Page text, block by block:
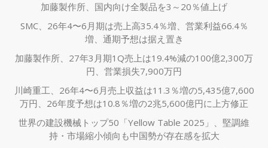
加藤製作所、国内向け全製品を3～20％値上げ
SMC、26年4〜6月期は売上高35.4％増、営業利益66.4％
増、通期予想は据え置き
加藤製作所、27年3月期1Q売上は19.4%減の100億2,300万
円、営業損失7,900万円
川崎重工、26年4〜6月売上収益は11.3％増の5,435億7,600
万円、26年度予想は10.8％増の2兆5,600億円に上方修正
世界の建設機械トップ50「Yellow Table 2025」、堅調維
持・市場縮小傾向も中国勢が存在感を拡大